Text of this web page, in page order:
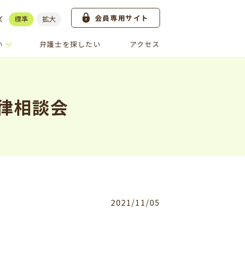
標準 拡大 会員専用サイト
弁護士を探したい アクセス
相談会
2021/11/05